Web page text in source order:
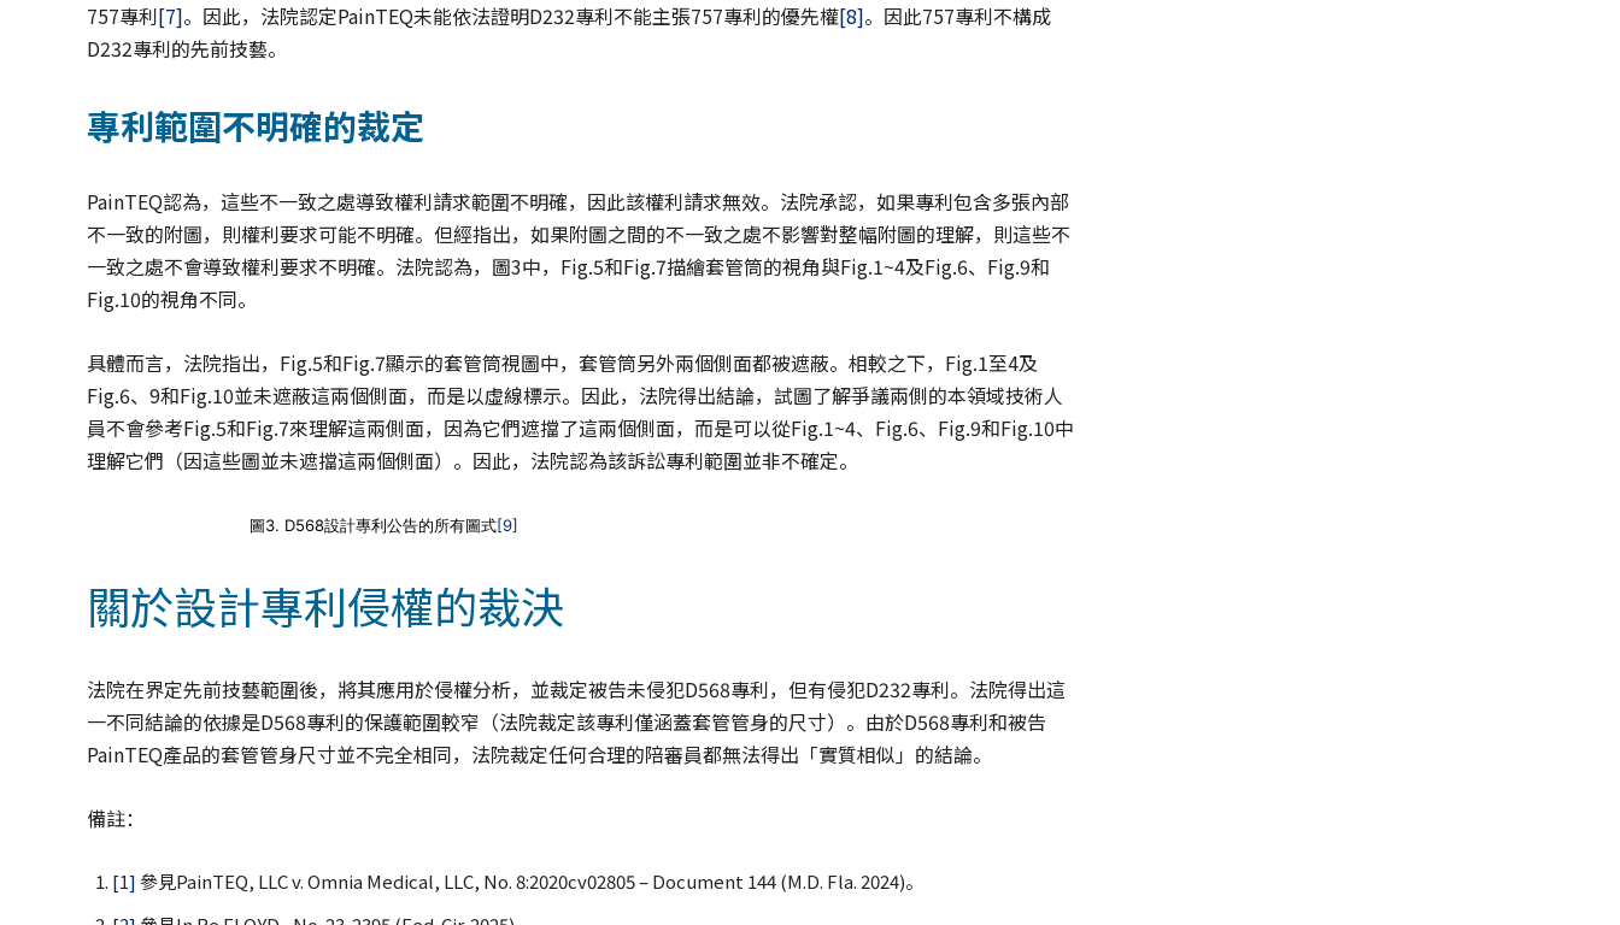
757專利[7]。因此，法院認定PainTEQ未能依法證明D232專利不能主張757專利的優先權[8]。因此757專利不構成
D232專利的先前技藝。
專利範圍不明確的裁定
PainTEQ認為，這些不一致之處導致權利請求範圍不明確，因此該權利請求無效。法院承認，如果專利包含多張內部
不一致的附圖，則權利要求可能不明確。但經指出，如果附圖之間的不一致之處不影響對整幅附圖的理解，則這些不
一致之處不會導致權利要求不明確。法院認為，圖3中，Fig.5和Fig.7描繪套管筒的視角與Fig.1~4及Fig.6、Fig.9和
Fig.10的視角不同。
具體而言，法院指出，Fig.5和Fig.7顯示的套管筒視圖中，套管筒另外兩個側面都被遮蔽。相較之下，Fig.1至4及
Fig.6、9和Fig.10並未遮蔽這兩個側面，而是以虛線標示。因此，法院得出結論，試圖了解爭議兩側的本領域技術人
員不會參考Fig.5和Fig.7來理解這兩側面，因為它們遮擋了這兩個側面，而是可以從Fig.1~4、Fig.6、Fig.9和Fig.10中
理解它們（因這些圖並未遮擋這兩個側面）。因此，法院認為該訴訟專利範圍並非不確定。
圖3. D568設計專利公告的所有圖式[9]
關於設計專利侵權的裁決
法院在界定先前技藝範圍後，將其應用於侵權分析，並裁定被告未侵犯D568專利，但有侵犯D232專利。法院得出這
一不同結論的依據是D568專利的保護範圍較窄（法院裁定該專利僅涵蓋套管管身的尺寸）。由於D568專利和被告
PainTEQ產品的套管管身尺寸並不完全相同，法院裁定任何合理的陪審員都無法得出「實質相似」的結論。
備註：
[1]參見PainTEQ, LLC v. Omnia Medical, LLC, No. 8:2020cv02805 – Document 144 (M.D. Fla. 2024)。